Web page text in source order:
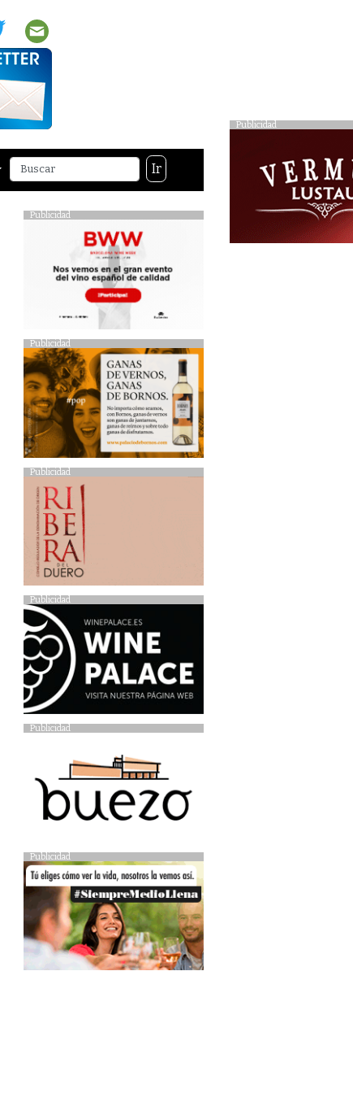
Publicidad
Ir
Publicidad
Publicidad
Publicidad
Publicidad
Publicidad
Publicidad